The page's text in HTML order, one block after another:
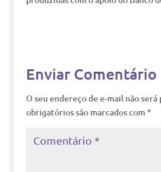
Enviar Comentário
O seu endereço de e-mail não será
obrigatórios são marcados com *